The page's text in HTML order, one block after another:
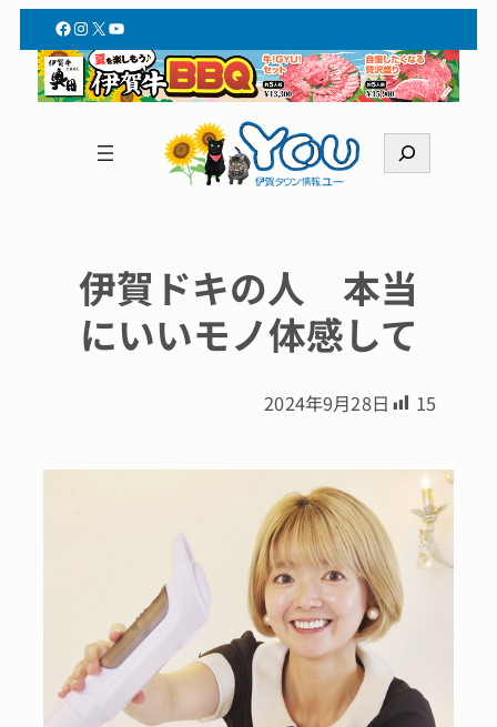
Facebook
Instagram
X YouTube
索
伊賀ドキの人 本当
にいいモノ体感して
2024年9月28日 15